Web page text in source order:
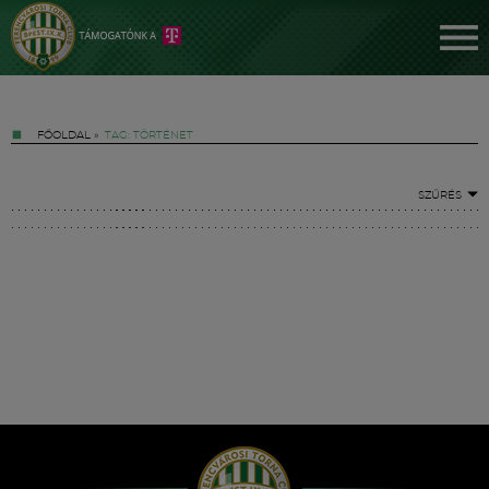
FŐOLDAL » TAG: TÖRTÉNET
SZŰRÉS
Hírek